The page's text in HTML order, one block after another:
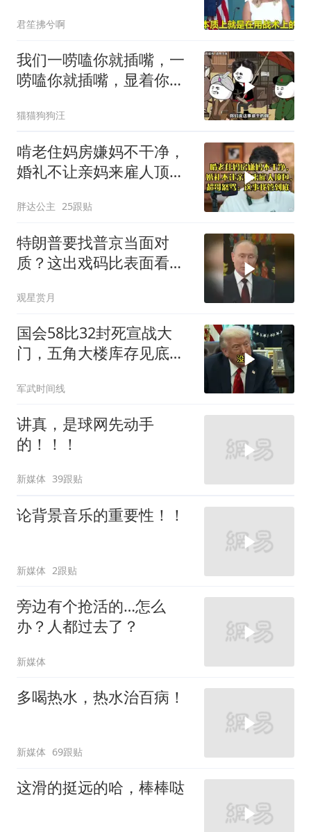
君笙拂兮啊
我们一唠嗑你就插嘴，一
唠嗑你就插嘴，显着你
猫猫狗狗汪
啃老住妈房嫌妈不干净，
婚礼不让亲妈来雇人顶
胖达公主 25跟贴
特朗普要找普京当面对
质？这出戏码比表面看起
观星赏月
国会58比32封死宣战大
门，五角大楼库存见底，
生了什么
军武时间线
讲真，是球网先动手
的！！！
新媒体 39跟贴
论背景音乐的重要性！！
新媒体 2跟贴
旁边有个抢活的…怎么
办？人都过去了？
新媒体
多喝热水，热水治百病！
新媒体 69跟贴
这滑的挺远的哈，棒棒哒